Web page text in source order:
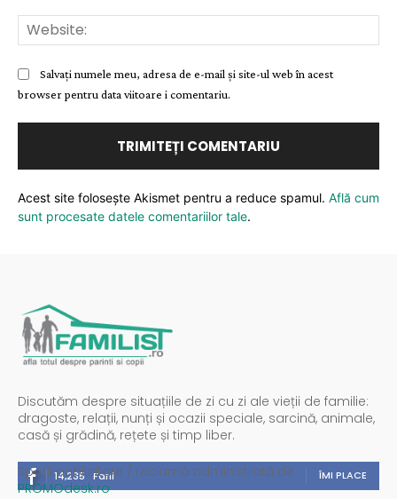
Salvați numele meu, adresa de e-mail și site-ul web în acest
browser pentru data viitoare i comentariu.
Acest site folosește Akismet pentru a reduce spamul. Află cum
sunt procesate datele comentariilor tale.
Discutăm despre situațiile de zi cu zi ale vieții de familie:
dragoste, relații, nunți și ocazii speciale, sarcină, animale,
casă și grădină, rețete și timp liber.
14,235 Fani ÎMI PLACE
Spații publicitare / reclamă administrată de
PROMOdesk.ro